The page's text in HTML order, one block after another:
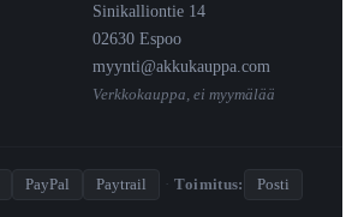
Sinikalliontie 14
02630 Espoo
myynti@akkukauppa.com
Verkkokauppa, ei myymälää
PayPal Paytrail · Toimitus:
Posti